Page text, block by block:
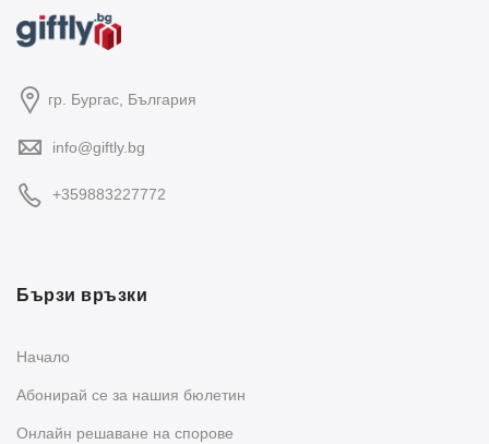
гр. Бургас, България
info@giftly.bg
+359883227772
Бързи връзки
Начало
Абонирай се за нашия бюлетин
Oнлайн решаване на спорове